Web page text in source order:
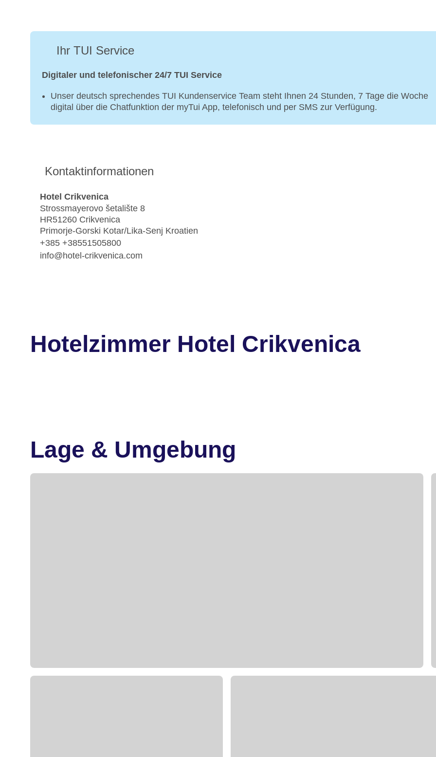
Ihr TUI Service
Digitaler und telefonischer 24/7 TUI Service
Unser deutsch sprechendes TUI Kundenservice Team steht Ihnen 24 Stunden, 7 Tage die Woche
digital über die Chatfunktion der myTui App, telefonisch und per SMS zur Verfügung.
Kontaktinformationen
Hotel Crikvenica
Strossmayerovo šetalište 8
HR51260 Crikvenica
Primorje-Gorski Kotar/Lika-Senj Kroatien
+385 +38551505800
info@hotel-crikvenica.com
Hotelzimmer Hotel Crikvenica
Lage & Umgebung